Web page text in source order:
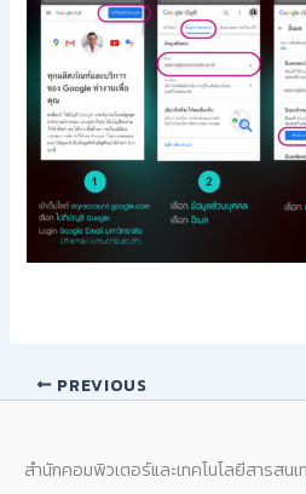
PREVIOUS
สำนักคอมพิวเตอร์และเทคโนโลยีสารสน